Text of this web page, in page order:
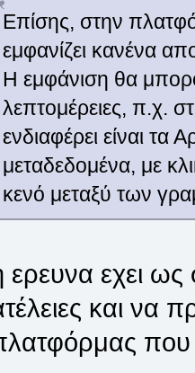
Επίσης, στην
εμφανίζει κανένα
Η εμφάνιση θα
λεπτομέρειες, π.χ.
ενδιαφέρει είναι τα
μεταδεδομένα, με
κενό μεταξύ των
ερευνα εχει ως
και να
που